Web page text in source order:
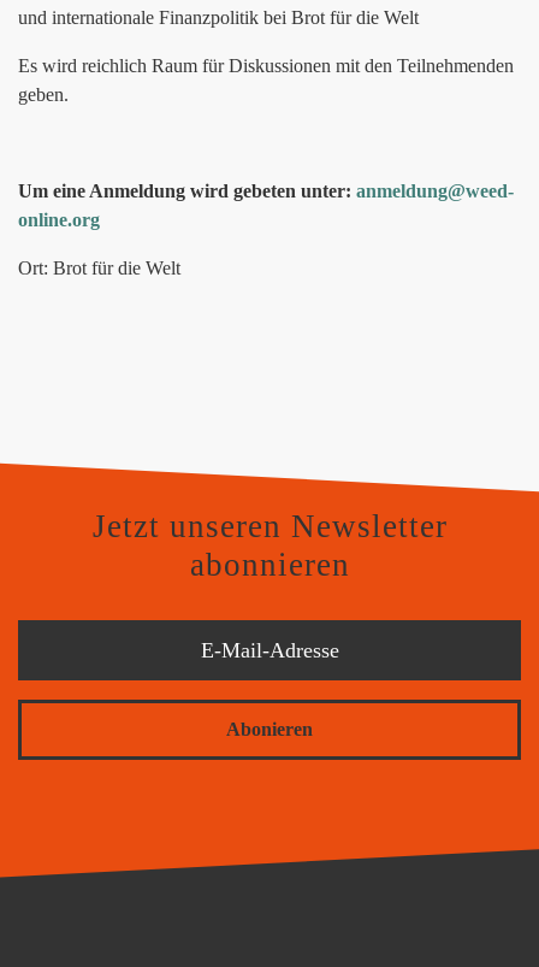
und internationale Finanzpolitik bei Brot für die Welt
Es wird reichlich Raum für Diskussionen mit den Teilnehmenden
geben.
Um eine Anmeldung wird gebeten unter: anmeldung@weed-
online.org
Ort: Brot für die Welt
Jetzt unseren Newsletter
abonnieren
Abonieren